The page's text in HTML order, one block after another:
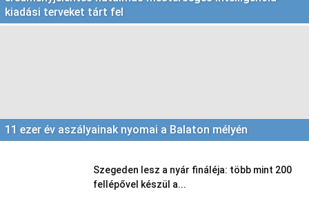
kiadási terveket tárt fel
11 ezer év aszályainak nyomai a Balaton mélyén
Szegeden lesz a nyár fináléja: több mint 200
fellépővel készül a...